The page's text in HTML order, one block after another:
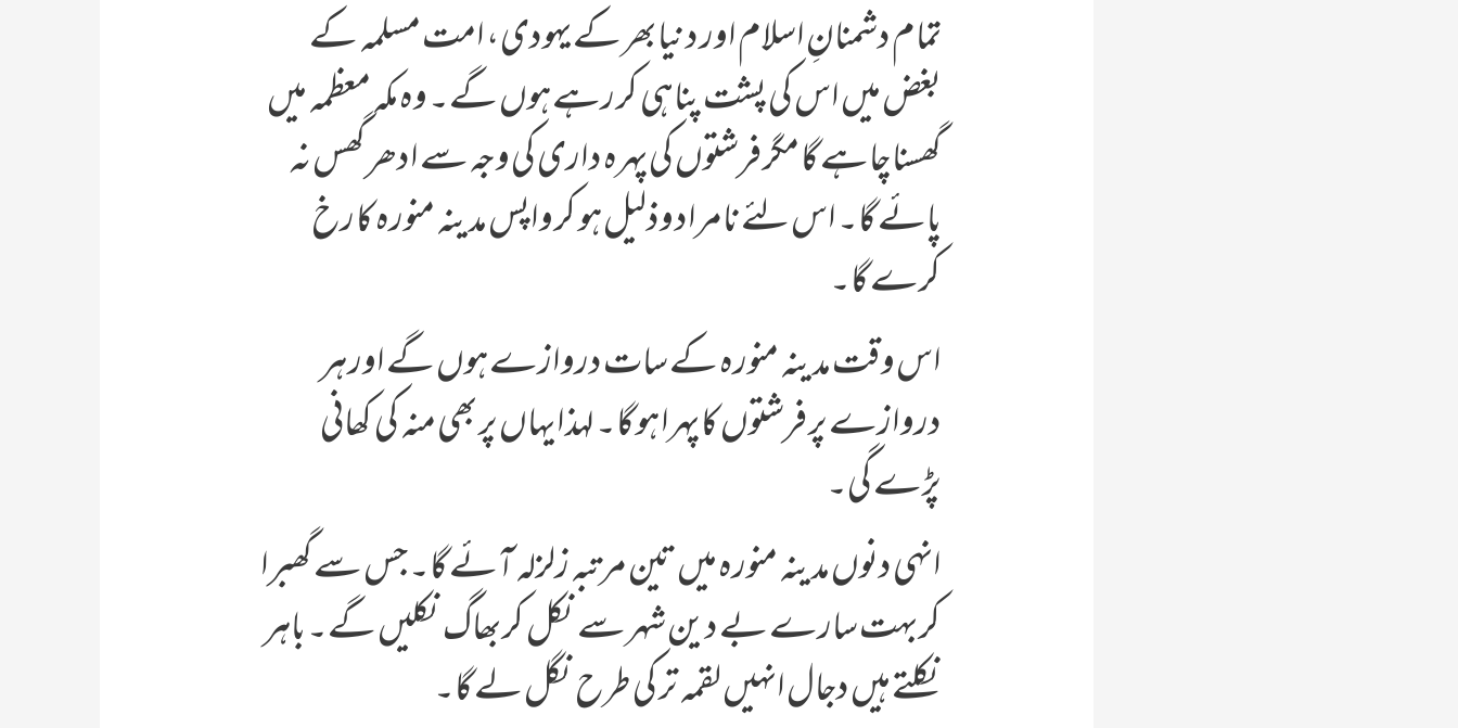
تمام دشمنانِ اسلام اور دنیا بھر کے یہودی، امت مسلمہ کے
بغض میں اس کی پشت پناہی کر رہے ہوں گے۔ وہ مکہ معظمہ میں
گھسنا چاہے گا مگر فرشتوں کی پہرہ داری کی وجہ سے ادھر گھس نہ
پائے گا۔ اس لئے نامراد وذلیل ہو کر واپس مدینہ منورہ کا رخ
کرے گا۔
اس وقت مدینہ منورہ کے سات دروازے ہوں گے اور ہر
دروازے پر فرشتوں کا پہرا ہو گا۔ لہذا یہاں پر بھی منہ کی کھانی
پڑے گی۔
انہی دنوں مدینہ منورہ میں تین مرتبہ زلزلہ آئے گا۔ جس سے گھبرا
کر بہت سارے بے دین شہر سے نکل کر بھاگ نکلیں گے۔ باہر
نکلتے ہیں دجال انہیں لقمہ تر کی طرح نگل لے گا۔